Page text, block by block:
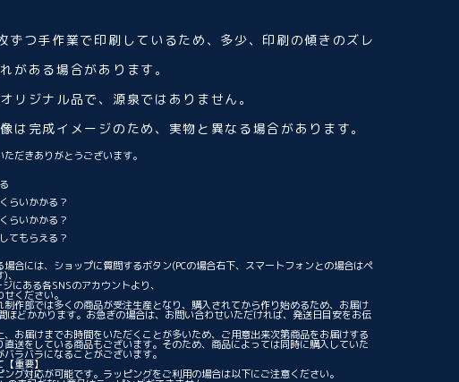
つ手作業で印刷しているため、多少、印刷の傾きのズレ
がある場合があります。
リジナル品で、源泉ではありません。
は完成イメージのため、実物と異なる場合があります。
だきありがとうございます。
らいかかる？
らいかかる？
てもらえる？
場合には、ショップに質問するボタン(PCの場合右下、スマートフォンとの場合はペ
、
にある各SNSのアカウントより、
ください。
作部では多くの商品が受注生産となり、購入されてから作り始めるため、お届け
ほどかかります。お急ぎの場合は、お問い合わせいただければ、発送日目安をお伝
お届けまでお時間をいただくことが多いため、ご用意出来次第商品をお届けする
直送をしている商品もございます。そのため、商品によっては同時に購入していた
ラバラになることがございます。
【重要】
グ対応が可能です。ラッピングをご利用の場合は以下にご注意ください。